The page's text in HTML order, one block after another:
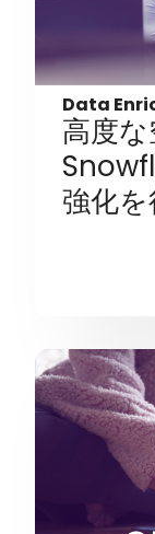
Data
高度な
強化